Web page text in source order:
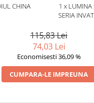
CHINA
1 x LUMINA
SERIA
115,83 Lei
74,03 Lei
Economisesti 36,09 %
CUMPARA-LE IMPREUNA